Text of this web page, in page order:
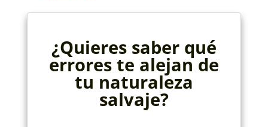
¿Quieres saber qué
errores te alejan de
tu naturaleza
salvaje?